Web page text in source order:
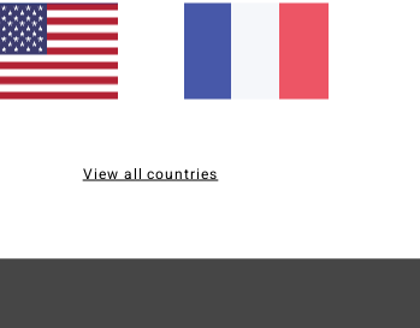
Taille: Taille parfaite
View all countries